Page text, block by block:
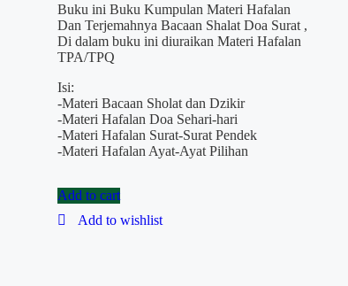
Buku ini Buku Kumpulan Materi Hafalan
Dan Terjemahnya Bacaan Shalat Doa Surat ,
Di dalam buku ini diuraikan Materi Hafalan
TPA/TPQ
Isi:
-Materi Bacaan Sholat dan Dzikir
-Materi Hafalan Doa Sehari-hari
-Materi Hafalan Surat-Surat Pendek
-Materi Hafalan Ayat-Ayat Pilihan
Add to cart
Add to wishlist